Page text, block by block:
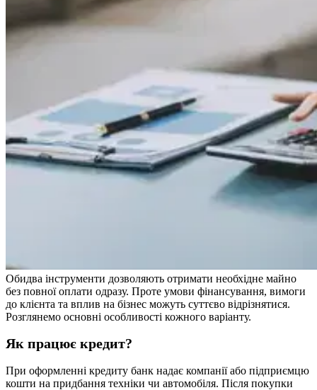
Обидва інструменти дозволяють отримати необхідне майно
без повної оплати одразу. Проте умови фінансування, вимоги
до клієнта та вплив на бізнес можуть суттєво відрізнятися.
Розглянемо основні особливості кожного варіанту.
Як працює кредит?
При оформленні кредиту банк надає компанії або підприємцю
кошти на придбання техніки чи автомобіля. Після покупки